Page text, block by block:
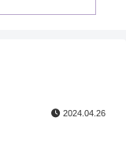
2024.04.26